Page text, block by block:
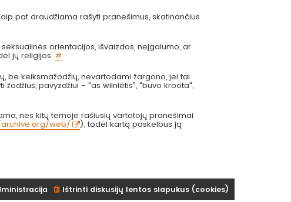
pat draudžiama rašyti pranešimus, skatinančius
orientacijos, išvaizdos, neįgalumo, ar
jų religijos.#
be keiksmažodžių, nevartodami žargono, jei tai
pavyzdžiui - "as wilnietis", "buvo kroota",
nes kitų temoje rašiusių vartotojų pranešimai
web/
), todėl kartą paskelbus ją
Ištrinti diskusijų lentos slapukus (cookies)